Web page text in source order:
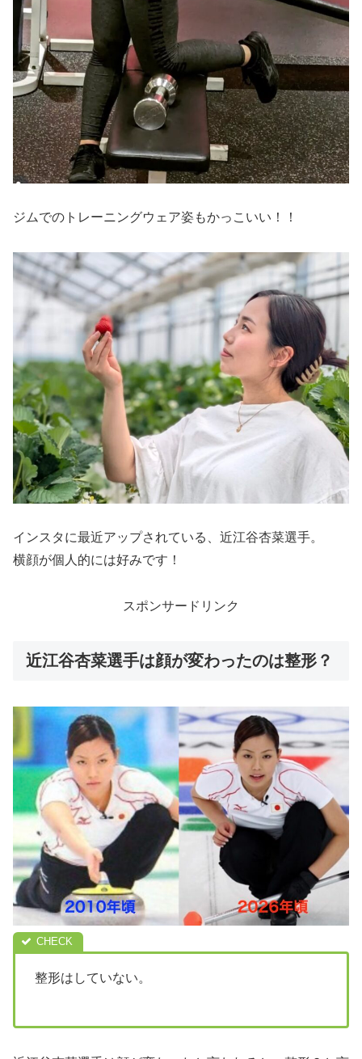
ジムでのトレーニングウェア姿もかっこいい！！
インスタに最近アップされている、近江谷杏菜選手。
横顔が個人的には好みです！
スポンサードリンク
近江谷杏菜選手は顔が変わったのは整形？
整形はしていない。